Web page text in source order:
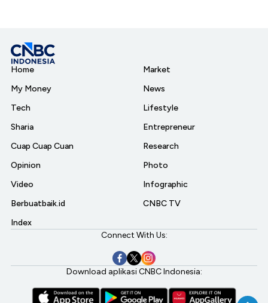
Home
My Money
Tech
Sharia
Cuap Cuap Cuan
Opinion
Video
Berbuatbaik.id
Index
Market
News
Lifestyle
Entrepreneur
Research
Photo
Infographic
CNBC TV
Connect With Us:
Download aplikasi CNBC Indonesia: